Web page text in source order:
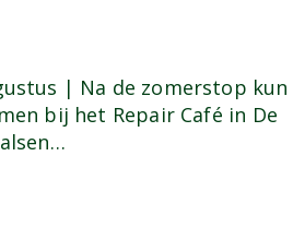
| Na de zomerstop kun
bij het Repair Café in De